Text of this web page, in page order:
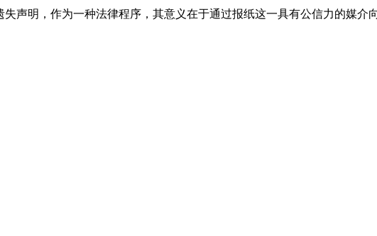
声明，作为一种法律程序，其意义在于通过报纸这一具有公信力的媒